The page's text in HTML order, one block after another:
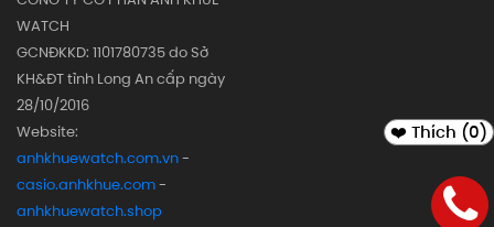
WATCH
GCNĐKKD: 1101780735 do Sở
KH&ĐT tỉnh Long An cấp ngày
28/10/2016
Website:
anhkhuewatch.com.vn-
casio.anhkhue.com-
anhkhuewatch.shop
❤️ Thích (0)